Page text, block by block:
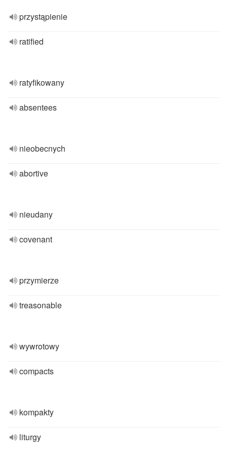
przystąpienie
ratified
ratyfikowany
absentees
nieobecnych
abortive
nieudany
covenant
przymierze
treasonable
wywrotowy
compacts
kompakty
liturgy